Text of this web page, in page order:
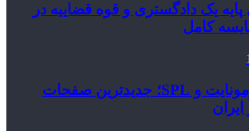
یک دادگستری و قوه قضاییه در
کامل
مقایسه مارمونایت و SPL؛ جدیدترین صفحات
ایران